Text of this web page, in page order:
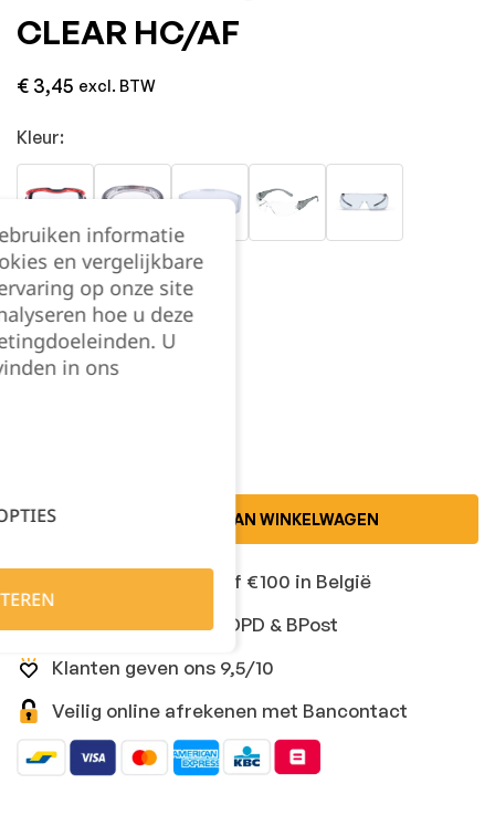
CLEAR HC/AF
€ 3,45 excl. BTW
Kleur:
Maat: ONE SIZE
ONE SIZE
TOEVOEGEN AAN WINKELWAGEN
Gratis levering vanaf €100 in België
Snelle levering met DPD & BPost
Klanten geven ons 9,5/10
Veilig online afrekenen met Bancontact
informatie
en vergelijkbare
op onze site
hoe u deze
U
in ons